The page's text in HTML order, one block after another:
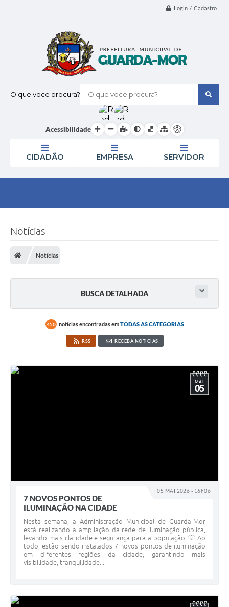
Login / Cadastro
O que voce procura?
Acessibilidade
CIDADÃO EMPRESA SERVIDOR
Notícias
Notícias
BUSCA DETALHADA
450 notícias encontradas emTODAS AS CATEGORIAS
RSS RECEBA NOTÍCIAS
05 MAI 2026 - 16h06
MAI
05
7 NOVOS PONTOS DE
ILUMINAÇÃO NA CIDADE
Nesta semana, a Administração Municipal de Guarda-Mor
está realizando a ampliação da rede de iluminação pública,
levando mais claridade e segurança para a população. 💡 Ao
todo, estão sendo instalados 7 novos pontos de iluminação
em diferentes regiões da cidade, garantindo mais
visibilidade, tranquilidade...